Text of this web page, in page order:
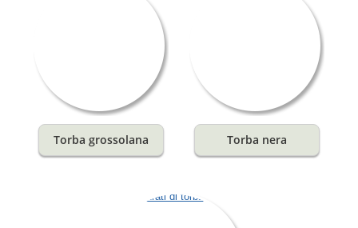
Torba grossolana Torba nera